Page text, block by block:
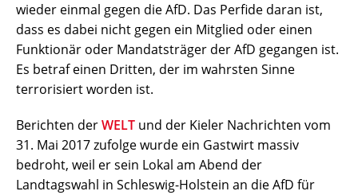
wieder einmal gegen die AfD. Das Perfide daran ist,
dass es dabei nicht gegen ein Mitglied oder einen
Funktionär oder Mandatsträger der AfD gegangen ist.
Es betraf einen Dritten, der im wahrsten Sinne
terrorisiert worden ist.
Berichten derWELT und der Kieler Nachrichten vom
31. Mai 2017 zufolge wurde ein Gastwirt massiv
bedroht, weil er sein Lokal am Abend der
Landtagswahl in Schleswig-Holstein an die AfD für